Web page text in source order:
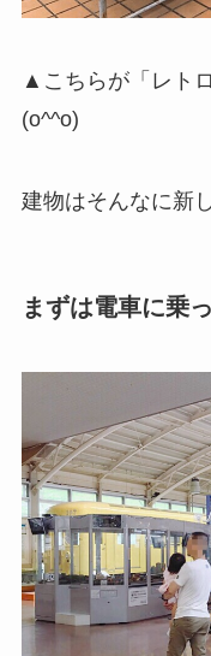
▲こちらが「レト
(o^^o)
建物はそんなに新
まずは電車に乗